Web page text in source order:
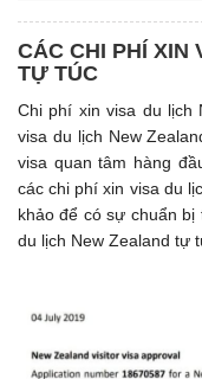
CÁC CHI PHÍ XIN
TỰ TÚC
Chi phí xin visa du lịch
visa du lịch New
visa quan tâm hàng
các chi phí xin visa du
khảo để có sự chuẩn
du lịch New Zealand tự